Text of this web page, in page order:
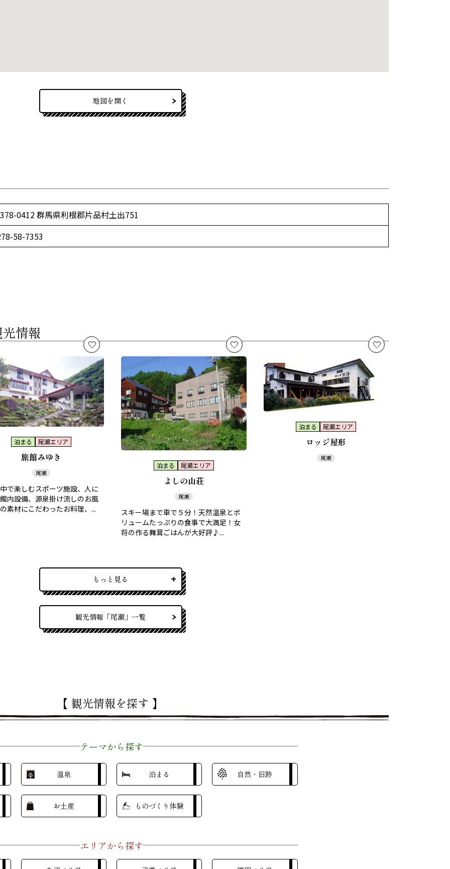
地図を開く
0412 群馬県利根郡片品村土出751
58-7353
情報
泊まる 尾瀬エリア
旅館みゆき
尾瀬
で楽しむスポーツ施設、人に
内設備、源泉掛け流しのお風
素材にこだわったお料理、...
泊まる 尾瀬エリア
よしの山荘
尾瀬
スキー場まで車で５分！天然温泉とボ
リュームたっぷりの食事で大満足！女
将の作る舞茸ごはんが大好評♪...
泊まる 尾瀬エリア
ロッジ屋形
尾瀬
もっと見る
観光情報「尾瀬」一覧
【 観光情報を探す 】
テーマから探す
温泉 泊まる 自然・旧跡
お土産 ものづくり体験
エリアから探す